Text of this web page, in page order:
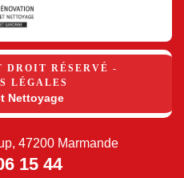
DROIT RÉSERVÉ -
LÉGALES
Nettoyage
47200 Marmande
15 44